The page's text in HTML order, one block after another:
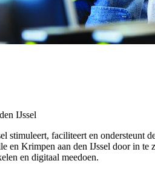
IJssel
stimuleert, faciliteert en ondersteunt
en Krimpen aan den IJssel door in te
en digitaal meedoen.